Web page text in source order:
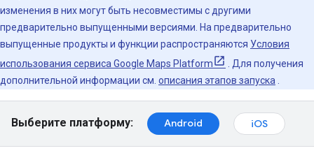
изменения в них могут быть несовместимы с другими
предварительно выпущенными версиями. На предварительно
выпущенные продукты и функции распространяются Условия
использования сервиса Google Maps Platform
. Для получения
дополнительной информации см. описания этапов запуска
Выберите платформу: Android iOS